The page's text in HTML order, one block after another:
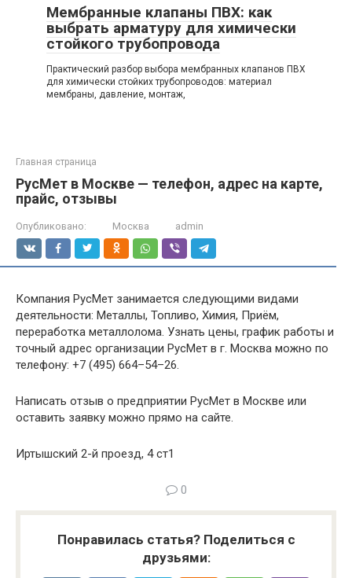
Мембранные клапаны ПВХ: как
выбрать арматуру для химически
стойкого трубопровода
Практический разбор выбора мембранных клапанов ПВХ
для химически стойких трубопроводов: материал
мембраны, давление, монтаж,
Главная страница
РусМет в Москве — телефон, адрес на карте,
прайс, отзывы
Опубликовано: Москва admin
Компания РусМет занимается следующими видами
деятельности: Металлы, Топливо, Химия, Приём,
переработка металлолома. Узнать цены, график работы и
точный адрес организации РусМет в г. Москва можно по
телефону: +7 (495) 664–54–26.
Написать отзыв о предприятии РусМет в Москве или
оставить заявку можно прямо на сайте.
Иртышский 2-й проезд, 4 ст1
0
Понравилась статья? Поделиться с
друзьями: